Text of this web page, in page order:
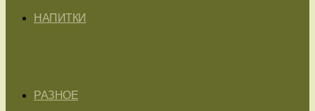
НАПИТКИ
РАЗНОЕ